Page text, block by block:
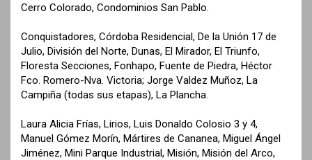
Cerro Colorado, Condominios San Pablo.
Conquistadores, Córdoba Residencial, De la Unión 17 de
Julio, División del Norte, Dunas, El Mirador, El Triunfo,
Floresta Secciones, Fonhapo, Fuente de Piedra, Héctor
Fco. Romero-Nva. Victoria; Jorge Valdez Muñoz, La
Campiña (todas sus etapas), La Plancha.
Laura Alicia Frías, Lirios, Luis Donaldo Colosio 3 y 4,
Manuel Gómez Morín, Mártires de Cananea, Miguel Ángel
Jiménez, Mini Parque Industrial, Misión, Misión del Arco,